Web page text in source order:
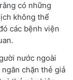
có những
không thể
các bệnh viện
nước ngoài
chặn thẻ giả